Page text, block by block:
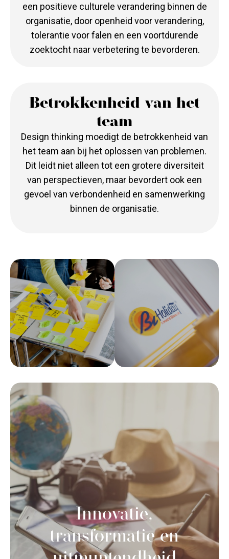
een positieve culturele verandering binnen de
organisatie, door openheid voor verandering,
tolerantie voor falen en een voortdurende
zoektocht naar verbetering te bevorderen.
Betrokkenheid van het
team
Design thinking moedigt de betrokkenheid van
het team aan bij het oplossen van problemen.
Dit leidt niet alleen tot een grotere diversiteit
van perspectieven, maar bevordert ook een
gevoel van verbondenheid en samenwerking
binnen de organisatie.
Innovatie,
transformatie en